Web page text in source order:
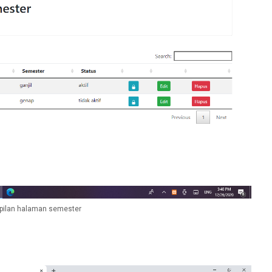
halaman semester